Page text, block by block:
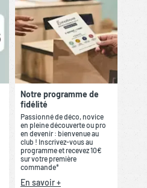
Notre programme de
fidélité
Passionné de déco, novice
en pleine découverte ou pro
en devenir : bienvenue au
club ! Inscrivez-vous au
programme et recevez 10€
sur votre première
commande*
En savoir +